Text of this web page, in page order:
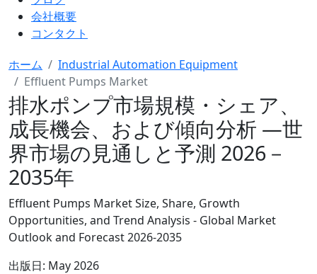
会社概要
コンタクト
ホーム
Industrial Automation Equipment
Effluent Pumps Market
排水ポンプ市場規模・シェア、
成長機会、および傾向分析 ―世
界市場の見通しと予測 2026－
2035年
Effluent Pumps Market Size, Share, Growth
Opportunities, and Trend Analysis - Global Market
Outlook and Forecast 2026-2035
出版日: May 2026